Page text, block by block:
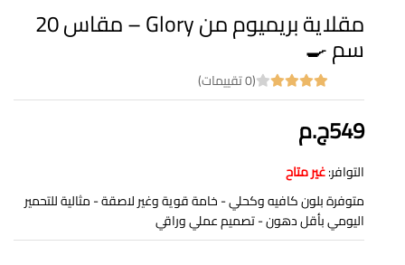
مقلاية بريميوم من Glory – مقاس 20
سم 🍳
(0 تقييمات)
549ج.م
التوافر:غير متاح
متوفرة بلون كافيه وكحلي - خامة قوية وغير لاصقة - مثالية للتحمير
اليومي بأقل دهون - تصميم عملي وراقي